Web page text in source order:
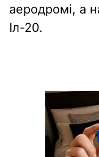
аеродромі, а
Іл-20.